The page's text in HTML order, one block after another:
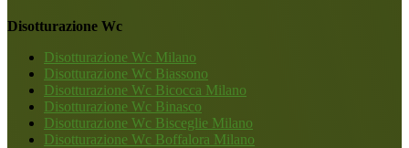
Disotturazione Wc
Disotturazione Wc Milano
Disotturazione Wc Biassono
Disotturazione Wc Bicocca Milano
Disotturazione Wc Binasco
Disotturazione Wc Bisceglie Milano
Disotturazione Wc Boffalora Milano